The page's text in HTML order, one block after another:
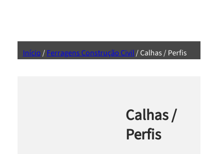
Início/Ferragens Construção Civil/ Calhas / Perfis
Calhas /
Perfis